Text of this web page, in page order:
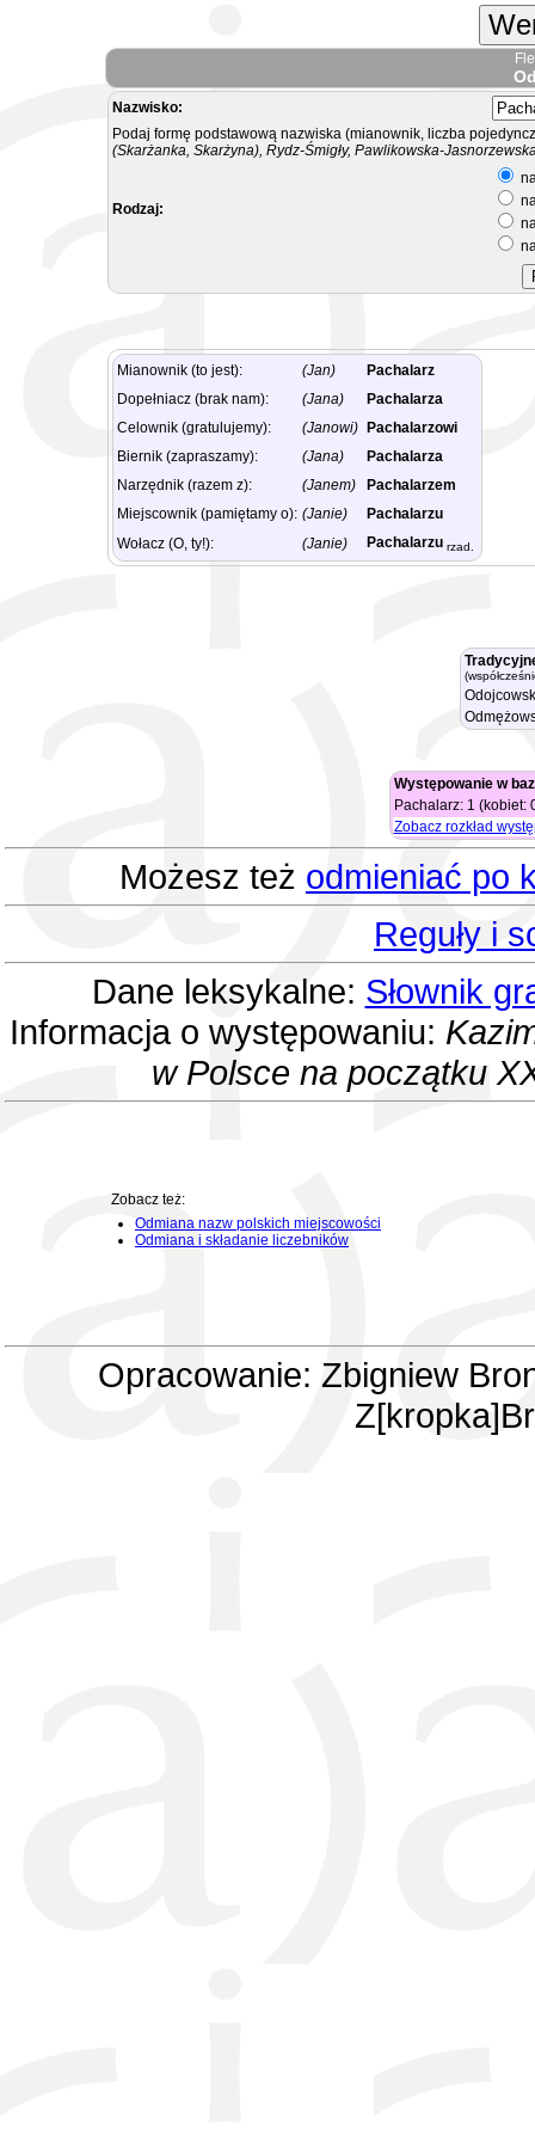
Nazwisko:
Podaj formę podstawową nazwiska (mianownik, liczba
(Skarżanka, Skarżyna), Rydz-Śmigły, Pawlikowska-
Rodzaj:
Mianownik (to jest): (Jan)
Pachalarz
Dopełniacz (brak nam):
(Jana)
Pachalarza
Celownik (gratulujemy):
(Janowi)
Pachalarzowi
Biernik (zapraszamy):
(Jana)
Pachalarza
Narzędnik (razem z):
(Janem)
Pachalarzem
Miejscownik (pamiętamy o): (Janie)
Pachalarzu
Wołacz (O, ty!):
(Janie) Pachalarzu rzad.
Występowanie w
Pachalarz: 1 (kobiet:
Zobacz rozkład
Możesz też odmieniać po
Reguły i
Dane leksykalne: Słownik
Informacja o występowaniu:
w Polsce na początku
Zobacz też:
Odmiana nazw polskich miejscowości
Odmiana i składanie liczebników
Opracowanie: Zbigniew